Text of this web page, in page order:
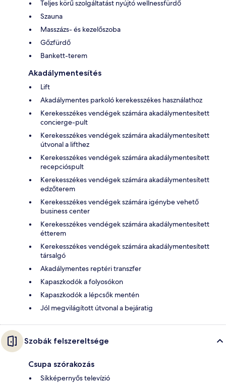
Teljes körű szolgáltatást nyújtó wellnessfürdő
Szauna
Masszázs- és kezelőszoba
Gőzfürdő
Bankett-terem
Akadálymentesítés
Lift
Akadálymentes parkoló kerekesszékes használathoz
Kerekesszékes vendégek számára akadálymentesített
concierge-pult
Kerekesszékes vendégek számára akadálymentesített
útvonal a lifthez
Kerekesszékes vendégek számára akadálymentesített
recepcióspult
Kerekesszékes vendégek számára akadálymentesített
edzőterem
Kerekesszékes vendégek számára igénybe vehető
business center
Kerekesszékes vendégek számára akadálymentesített
étterem
Kerekesszékes vendégek számára akadálymentesített
társalgó
Akadálymentes reptéri transzfer
Kapaszkodók a folyosókon
Kapaszkodók a lépcsők mentén
Jól megvilágított útvonal a bejáratig
Szobák felszereltsége
Csupa szórakozás
Síkképernyős televízió